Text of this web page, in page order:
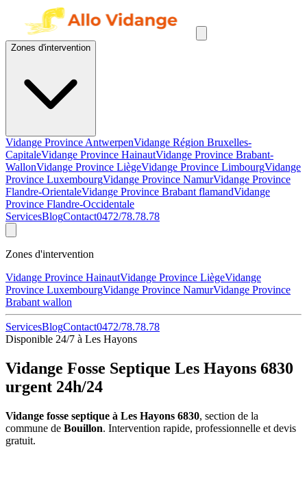
Zones d'intervention
Vidange Province AntwerpenVidange Région Bruxelles-
CapitaleVidange Province HainautVidange Province Brabant-
WallonVidange Province LiègeVidange Province LimbourgVidange
Province LuxembourgVidange Province NamurVidange Province
Flandre-OrientaleVidange Province Brabant flamandVidange
Province Flandre-Occidentale
ServicesBlogContact0472/78.78.78
Zones d'intervention
Vidange Province HainautVidange Province LiègeVidange
Province LuxembourgVidange Province NamurVidange Province
Brabant wallon
ServicesBlogContact0472/78.78.78
Disponible 24/7 à Les Hayons
Vidange Fosse Septique Les Hayons 6830
urgent 24h/24
Vidange fosse septique à Les Hayons 6830, section de la
commune de Bouillon. Intervention rapide, professionnelle et devis
gratuit.